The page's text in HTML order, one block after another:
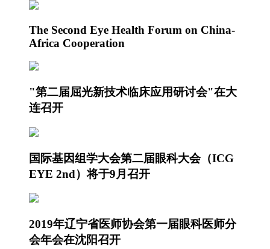
The Second Eye Health Forum on China-
Africa Cooperation
"第二届屈光新技术临床应用研讨会"在大
连召开
国际基因组学大会第二届眼科大会（ICG
EYE 2nd）将于9月召开
2019年辽宁省医师协会第一届眼科医师分
会年会在沈阳召开